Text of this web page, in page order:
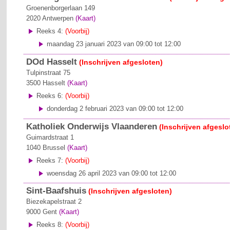
Groenenborgerlaan 149
2020 Antwerpen (Kaart)
Reeks 4:(Voorbij)
maandag 23 januari 2023 van 09:00 tot 12:00
DOd Hasselt (Inschrijven afgesloten)
Tulpinstraat 75
3500 Hasselt (Kaart)
Reeks 6:(Voorbij)
donderdag 2 februari 2023 van 09:00 tot 12:00
Katholiek Onderwijs Vlaanderen (Inschrijven
Guimardstraat 1
1040 Brussel (Kaart)
Reeks 7:(Voorbij)
woensdag 26 april 2023 van 09:00 tot 12:00
Sint-Baafshuis (Inschrijven afgesloten)
Biezekapelstraat 2
9000 Gent (Kaart)
Reeks 8:(Voorbij)